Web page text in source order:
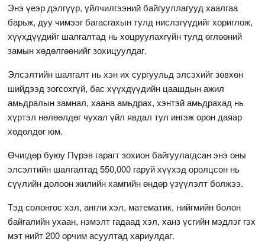
Энэ үеэр дэлгүүр, үйлчилгээний байгууллагууд хаалгаа
барьж, дуу чимээг багасгахын тулд нислэгүүдийг хориглож,
хүүхдүүдийг шалгалтад нь хоцруулахгүйн тулд өглөөний
замын хөдөлгөөнийг зохицуулдаг.
Элсэлтийн шалгалт нь хэн их сургуульд элсэхийг зөвхөн
шийдээд зогсохгүй, бас хүүхдүүдийн цаашдын ажил
амьдралын замнал, хаана амьдрах, хэнтэй амьдрахад нь
хүртэл нөлөөлдөг чухал үйл явдал тул ингэж орон даяар
хөдөлдөг юм.
Өчигдөр буюу Пүрэв гарагт зохион байгуулагдсан энэ оны
элсэлтийн шалгалтад 550,000 гаруй хүүхэд оролцсон нь
сүүлийн долоон жилийн хамгийн өндөр үзүүлэлт болжээ.
Тэд солонгос хэл, англи хэл, математик, нийгмийн болон
байгалийн ухаан, нэмэлт гадаад хэл, ханз үсгийн мэдлэг гэх
мэт нийт 200 орчим асуултад хариулдаг.